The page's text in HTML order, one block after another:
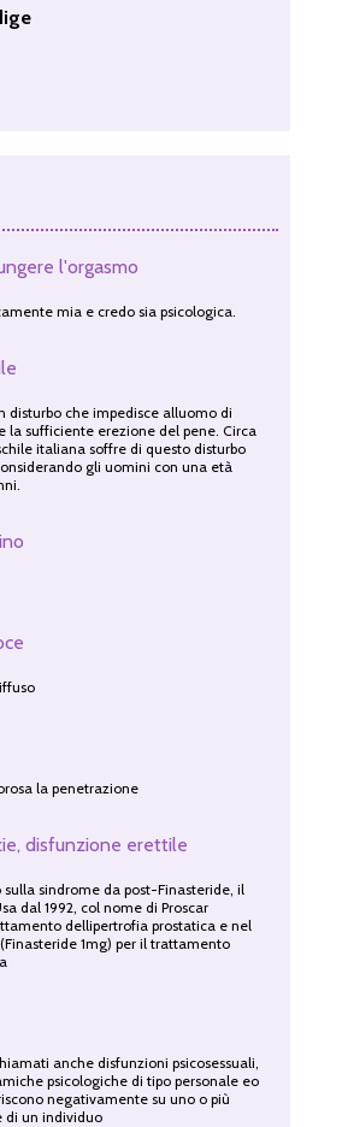
l'orgasmo
mia e credo sia psicologica.
disturbo che impedisce alluomo di
la sufficiente erezione del pene. Circa
italiana soffre di questo disturbo
gli uomini con una età
la penetrazione
disfunzione erettile
sindrome da post-Finasteride, il
dal 1992, col nome di Proscar
dellipertrofia prostatica e nel
1mg) per il trattamento
anche disfunzioni psicosessuali,
psicologiche di tipo personale eo
negativamente su uno o più
di un individuo